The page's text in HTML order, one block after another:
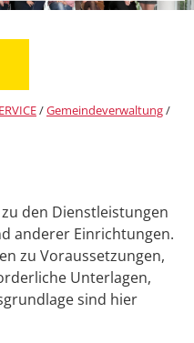
/Gemeindeverwaltung/
den Dienstleistungen
anderer Einrichtungen.
zu Voraussetzungen,
Unterlagen,
sind hier